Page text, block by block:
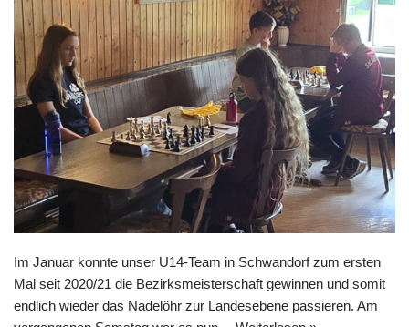
Im Januar konnte unser U14-Team in Schwandorf zum ersten
Mal seit 2020/21 die Bezirksmeisterschaft gewinnen und somit
endlich wieder das Nadelöhr zur Landesebene passieren. Am